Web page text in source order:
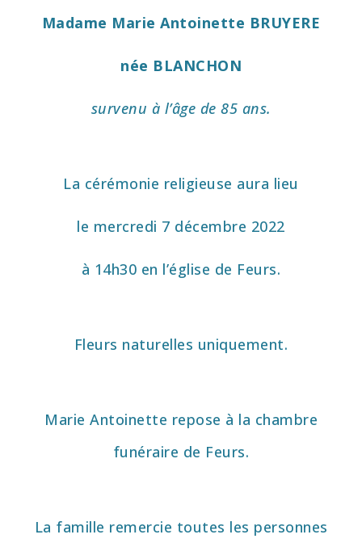
Madame Marie Antoinette BRUYERE
née BLANCHON
survenu à l’âge de 85 ans.
La cérémonie religieuse aura lieu
le mercredi 7 décembre 2022
à 14h30 en l’église de Feurs.
Fleurs naturelles uniquement.
Marie Antoinette repose à la chambre
funéraire de Feurs.
La famille remercie toutes les personnes